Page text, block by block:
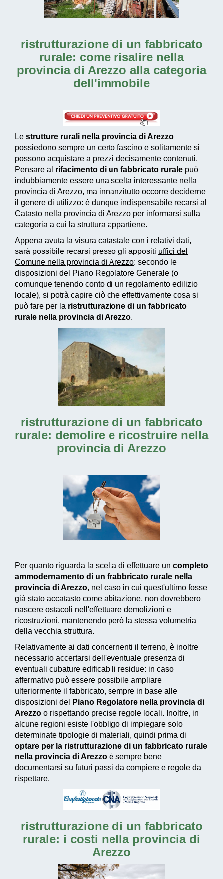
ristrutturazione di un fabbricato
rurale: come risalire nella
provincia di Arezzo alla categoria
dell'immobile
Le strutture rurali nella provincia di Arezzo
possiedono sempre un certo fascino e solitamente si
possono acquistare a prezzi decisamente contenuti.
Pensare al rifacimento di un fabbricato rurale può
indubbiamente essere una scelta interessante nella
provincia di Arezzo, ma innanzitutto occorre deciderne
il genere di utilizzo: è dunque indispensabile recarsi al
Catasto nella provincia di Arezzo per informarsi sulla
categoria a cui la struttura appartiene.
Appena avuta la visura catastale con i relativi dati,
sarà possibile recarsi presso gli appositi uffici del
Comune nella provincia di Arezzo: secondo le
disposizioni del Piano Regolatore Generale (o
comunque tenendo conto di un regolamento edilizio
locale), si potrà capire ciò che effettivamente cosa si
può fare per la ristrutturazione di un fabbricato
rurale nella provincia di Arezzo.
ristrutturazione di un fabbricato
rurale: demolire e ricostruire nella
provincia di Arezzo
Per quanto riguarda la scelta di effettuare un completo
ammodernamento di un frabbricato rurale nella
provincia di Arezzo, nel caso in cui quest'ultimo fosse
già stato accatasto come abitazione, non dovrebbero
nascere ostacoli nell'effettuare demolizioni e
ricostruzioni, mantenendo però la stessa volumetria
della vecchia struttura.
Relativamente ai dati concernenti il terreno, è inoltre
necessario accertarsi dell'eventuale presenza di
eventuali cubature edificabili residue: in caso
affermativo può essere possibile ampliare
ulteriormente il fabbricato, sempre in base alle
disposizioni del
Piano Regolatore nella provincia di
Arezzo o rispettando precise regole locali. Inoltre, in
alcune regioni esiste l'obbligo di impiegare solo
determinate tipologie di materiali, quindi prima di
optare per la ristrutturazione di un fabbricato rurale
nella provincia di Arezzo è sempre bene
documentarsi su futuri passi da compiere e regole da
rispettare.
ristrutturazione di un fabbricato
rurale: i costi nella provincia di
Arezzo